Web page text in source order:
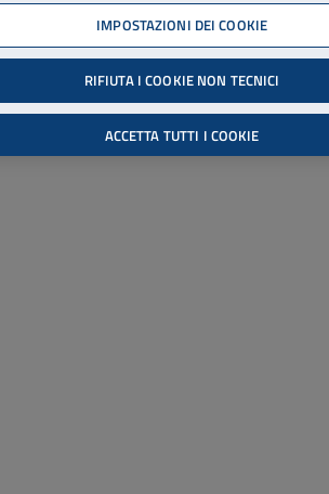
06 45539607
Accessibilità
Cerca
IMPOSTAZIONI DEI COOKIE
RIFIUTA I COOKIE NON TECNICI
ACCETTA TUTTI I COOKIE